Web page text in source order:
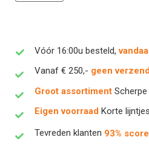
Vóór 16:00u besteld,
Vanaf € 250,- geen
Groot assortiment
Eigen voorraad Korte
Tevreden klanten 93% score